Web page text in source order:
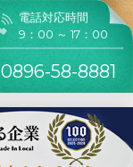
電話対応時間
9：00 ～ 17：00
0896-58-8881